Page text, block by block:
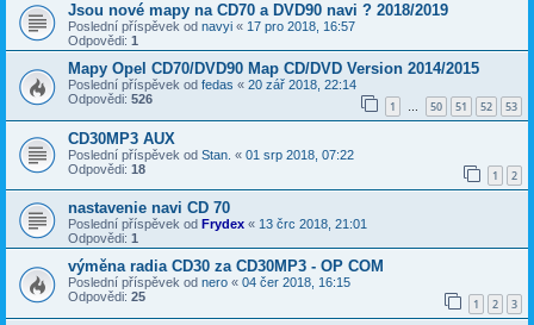
Jsou nové mapy na CD70 a DVD90 navi ? 2018/2019
Poslední příspěvek od navyi « 17 pro 2018, 16:57
Odpovědi: 1
Mapy Opel CD70/DVD90 Map CD/DVD Version 2014/2015
Poslední příspěvek od fedas « 20 zář 2018, 22:14
Odpovědi: 526 1 … 50 51 52 53
CD30MP3 AUX
Poslední příspěvek od Stan. « 01 srp 2018, 07:22
Odpovědi: 18 1 2
nastavenie navi CD 70
Poslední příspěvek od Frydex « 13 črc 2018, 21:01
Odpovědi: 1
výměna radia CD30 za CD30MP3 - OP COM
Poslední příspěvek od nero « 04 čer 2018, 16:15
Odpovědi: 25 1 2 3